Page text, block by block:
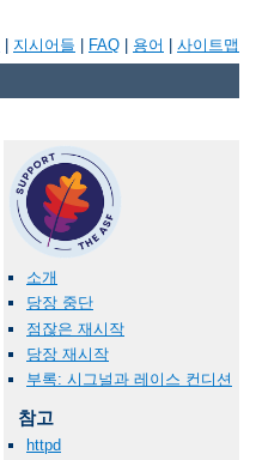
지시어들 FAQ 용어 사이트맵
소개
당장 중단
점잖은 재시작
당장 재시작
부록: 시그널과 레이스 컨디션
참고
httpd